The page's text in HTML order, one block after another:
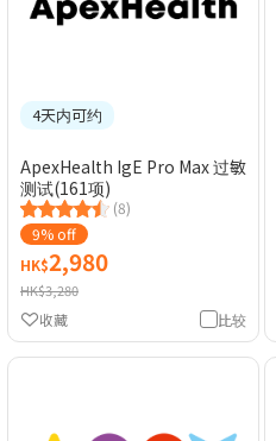
4天内可约
ApexHealth IgE Pro Max 过敏
测试(161项)
(8)
9% off
HK$2,980
HK$3,280
比较
收藏